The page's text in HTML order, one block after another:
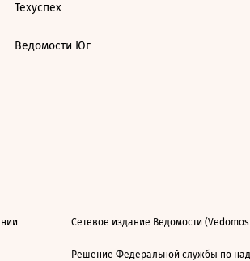
Техуспех
Ведомости Юг
Сетевое издание Ведомости
Решение Федеральной службы по